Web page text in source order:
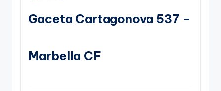
Gaceta Cartagonova 537 –
Marbella CF